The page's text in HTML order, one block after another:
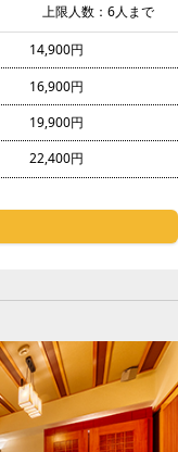
上限人数：6人まで
14,900円
16,900円
19,900円
22,400円